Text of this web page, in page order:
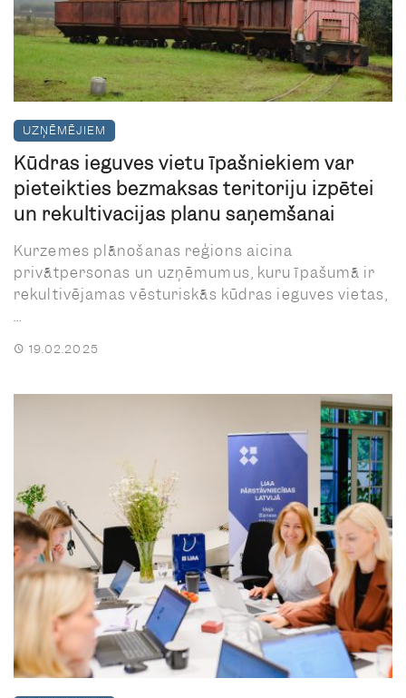
UZŅĒMĒJIEM
Kūdras ieguves vietu īpašniekiem var
pieteikties bezmaksas teritoriju izpētei
un rekultivācijas plānu saņemšanai
Kurzemes plānošanas reģions aicina
privātpersonas un uzņēmumus, kuru īpašumā ir
rekultivējamas vēsturiskās kūdras ieguves vietas,
...
19.02.2025